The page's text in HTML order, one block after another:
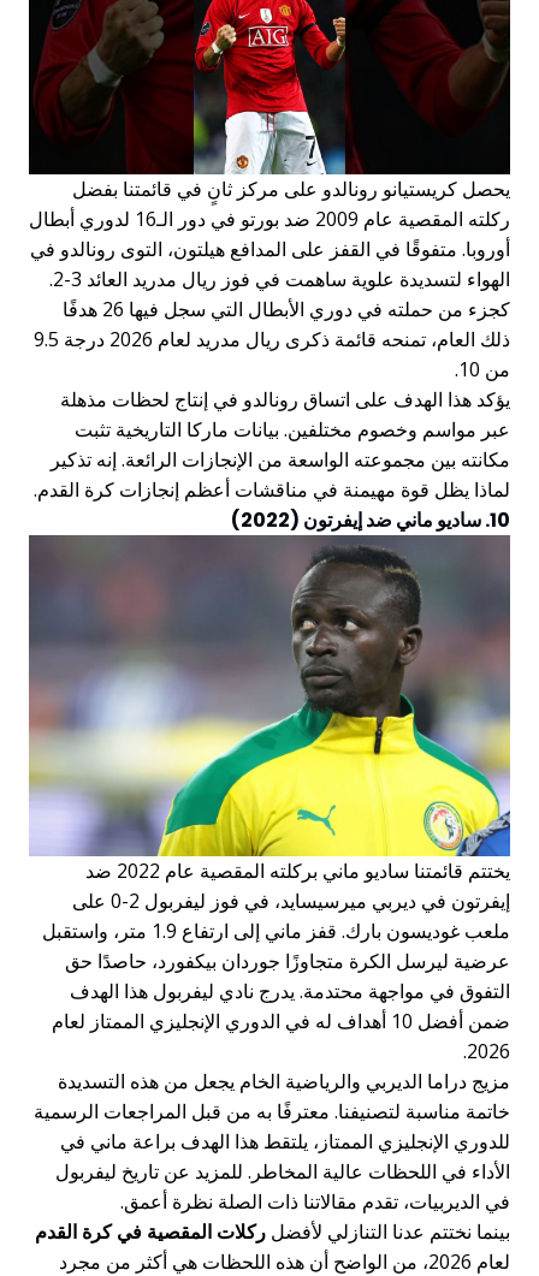
يحصل كريستيانو رونالدو على مركز ثانٍ في قائمتنا بفضل
ركلته المقصية عام 2009 ضد بورتو في دور الـ16 لدوري أبطال
أوروبا. متفوقًا في القفز على المدافع هيلتون، التوى رونالدو في
الهواء لتسديدة علوية ساهمت في فوز ريال مدريد العائد 3-2.
كجزء من حملته في دوري الأبطال التي سجل فيها 26 هدفًا
ذلك العام، تمنحه قائمة ذكرى ريال مدريد لعام 2026 درجة 9.5
من 10.
يؤكد هذا الهدف على اتساق رونالدو في إنتاج لحظات مذهلة
عبر مواسم وخصوم مختلفين. بيانات ماركا التاريخية تثبت
مكانته بين مجموعته الواسعة من الإنجازات الرائعة. إنه تذكير
لماذا يظل قوة مهيمنة في مناقشات أعظم إنجازات كرة القدم.
10. ساديو ماني ضد إيفرتون (2022)
يختتم قائمتنا ساديو ماني بركلته المقصية عام 2022 ضد
إيفرتون في ديربي ميرسيسايد، في فوز ليفربول 2-0 على
ملعب غوديسون بارك. قفز ماني إلى ارتفاع 1.9 متر، واستقبل
عرضية ليرسل الكرة متجاوزًا جوردان بيكفورد، حاصدًا حق
التفوق في مواجهة محتدمة. يدرج نادي ليفربول هذا الهدف
ضمن أفضل 10 أهداف له في الدوري الإنجليزي الممتاز لعام
2026.
مزيج دراما الديربي والرياضية الخام يجعل من هذه التسديدة
خاتمة مناسبة لتصنيفنا. معترفًا به من قبل المراجعات الرسمية
للدوري الإنجليزي الممتاز، يلتقط هذا الهدف براعة ماني في
الأداء في اللحظات عالية المخاطر. للمزيد عن تاريخ ليفربول
في الديربيات، تقدم مقالاتنا ذات الصلة نظرة أعمق.
بينما نختتم عدنا التنازلي لأفضل ركلات المقصية في كرة القدم
لعام 2026، من الواضح أن هذه اللحظات هي أكثر من مجرد